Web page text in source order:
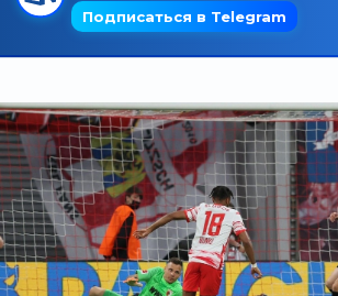
Трансляции
О сайте
Контакты